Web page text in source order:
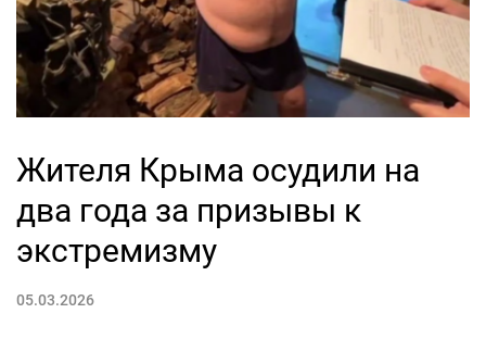
Жителя Крыма осудили на
два года за призывы к
экстремизму
05.03.2026